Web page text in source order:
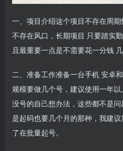
一、项目介绍这个项目不存在周
不存在风口，长期项目 只要踏实
且最重要一点是不需要花一分钱
二、准备工作准备一台手机 安卓
规模要做几个号，建议使用一年以
没号的自己想办法，这些都不是
是起码也要几个月的那种，我建
了在批量起号。